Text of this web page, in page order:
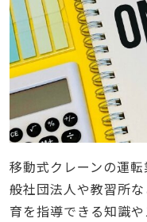
移動式クレーンの運
般社団法人や教習所な
育を指導できる知識